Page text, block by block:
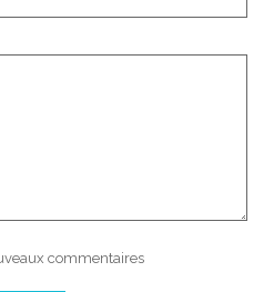
commentaires